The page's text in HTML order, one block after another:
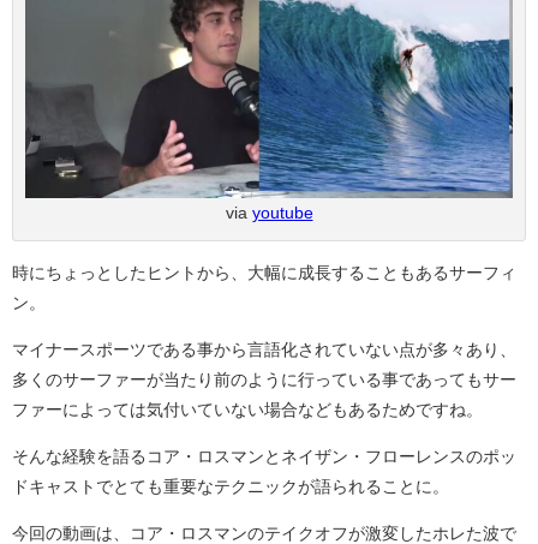
via youtube
時にちょっとしたヒントから、大幅に成長することもあるサーフィ
ン。
マイナースポーツである事から言語化されていない点が多々あり、
多くのサーファーが当たり前のように行っている事であってもサー
ファーによっては気付いていない場合などもあるためですね。
そんな経験を語るコア・ロスマンとネイザン・フローレンスのポッ
ドキャストでとても重要なテクニックが語られることに。
今回の動画は、コア・ロスマンのテイクオフが激変したホレた波で